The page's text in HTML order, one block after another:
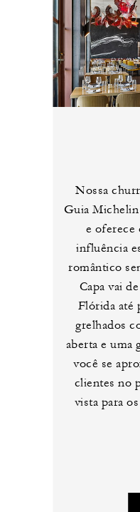
Nossa
Guia Michelin
e oferece
influência
romântico
Capa vai
Flórida até
grelhados
aberta e uma
você se
clientes no
vista para